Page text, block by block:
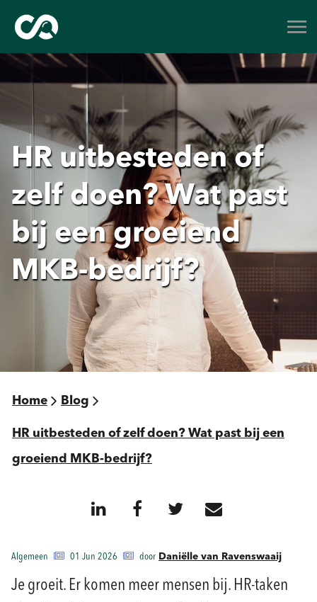
HR uitbesteden of
zelf doen? Wat past
bij een groeiend
MKB-bedrijf?
Home Blog
HR uitbesteden of zelf doen? Wat past bij een
groeiend MKB-bedrijf?
Algemeen 01 Jun 2026 door Daniëlle van Ravenswaaij
Je groeit. Er komen meer mensen bij. HR-taken